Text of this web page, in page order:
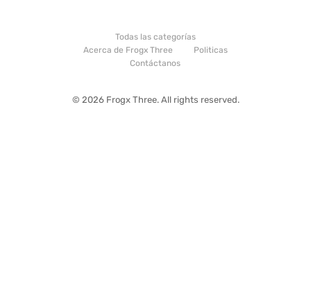
Todas las categorías
Acerca de Frogx Three
Politicas
Contáctanos
© 2026 Frogx Three. All rights reserved.